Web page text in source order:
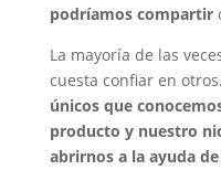
podríamos compartir
La mayoría de las
cuesta confiar en otros.
únicos que
producto y nuestro
abrirnos a la ayuda